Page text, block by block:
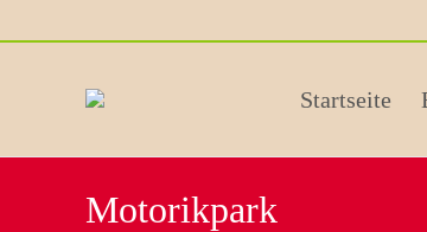
toStartseite
Motorikpark